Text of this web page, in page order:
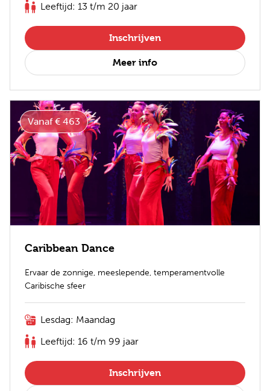
Leeftijd: 13 t/m 20 jaar
Inschrijven
Meer info
Vanaf € 463
Caribbean Dance
Ervaar de zonnige, meeslepende, temperamentvolle
Caribische sfeer
Lesdag: Maandag
Leeftijd: 16 t/m 99 jaar
Inschrijven